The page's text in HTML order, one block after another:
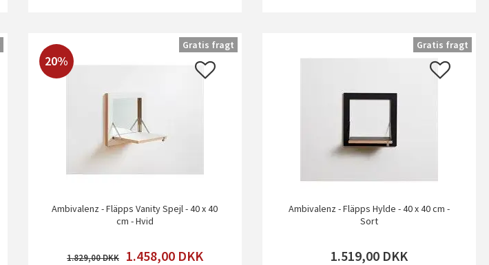
20%
Ambivalenz - Fläpps Vanity Spejl - 40 x 40
cm - Hvid
1.829,00 1.458,00 DKK
Gratis fragt
Ambivalenz - Fläpps Hylde - 40 x 40 cm -
Sort
1.519,00 DKK
Gratis fragt